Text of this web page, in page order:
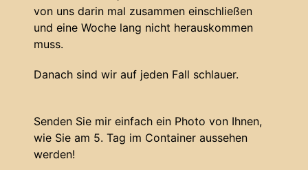
von uns darin mal zusammen einschließen
und eine Woche lang nicht herauskommen
muss.
Danach sind wir auf jeden Fall schlauer.
Senden Sie mir einfach ein Photo von Ihnen,
wie Sie am 5. Tag im Container aussehen
werden!